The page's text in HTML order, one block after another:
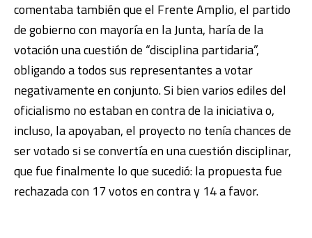
comentaba también que el Frente Amplio, el partido
de gobierno con mayoría en la Junta, haría de la
votación una cuestión de “disciplina partidaria”,
obligando a todos sus representantes a votar
negativamente en conjunto. Si bien varios ediles del
oficialismo no estaban en contra de la iniciativa o,
incluso, la apoyaban, el proyecto no tenía chances de
ser votado si se convertía en una cuestión disciplinar,
que fue finalmente lo que sucedió: la propuesta fue
rechazada con 17 votos en contra y 14 a favor.